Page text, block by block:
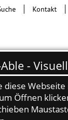
Beratung & Hilfe
Kontakt